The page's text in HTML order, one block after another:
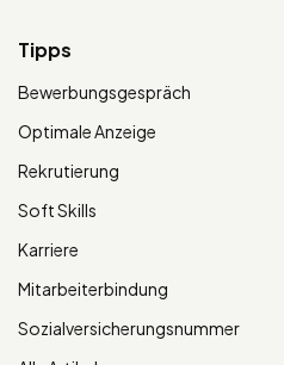
Tipps
Bewerbungsgespräch
Optimale Anzeige
Rekrutierung
Soft Skills
Karriere
Mitarbeiterbindung
Sozialversicherungsnummer